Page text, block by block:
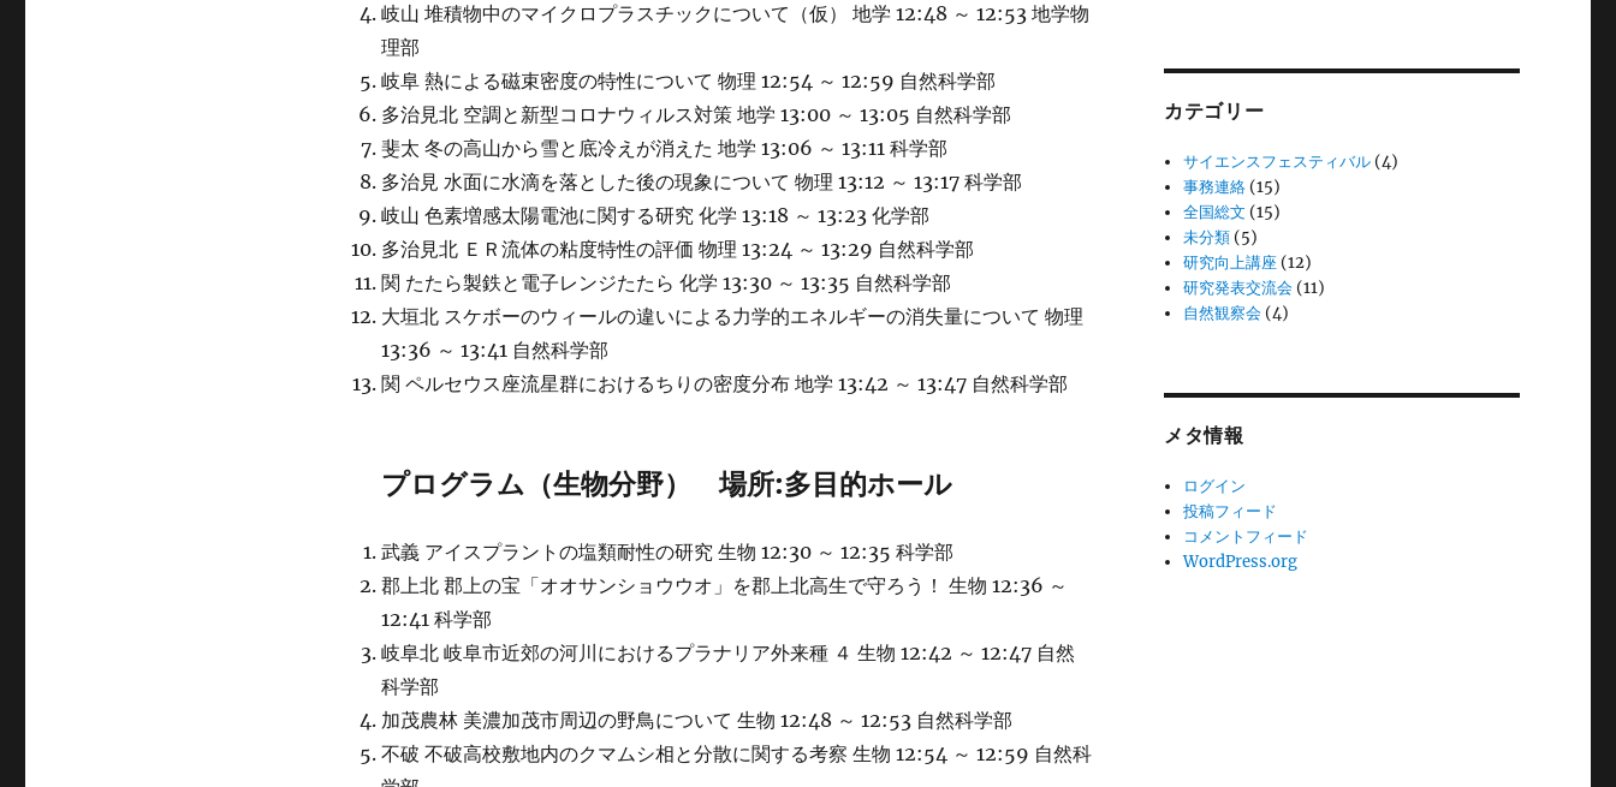
岐山 堆積物中のマイクロプラスチックについて（仮） 地学 12:48 ～ 12:53 地学物
理部
岐阜 熱による磁束密度の特性について 物理 12:54 ～ 12:59 自然科学部
多治見北 空調と新型コロナウィルス対策 地学 13:00 ～ 13:05 自然科学部
斐太 冬の高山から雪と底冷えが消えた 地学 13:06 ～ 13:11 科学部
多治見 水面に水滴を落とした後の現象について 物理 13:12 ～ 13:17 科学部
岐山 色素増感太陽電池に関する研究 化学 13:18 ～ 13:23 化学部
多治見北 ＥＲ流体の粘度特性の評価 物理 13:24 ～ 13:29 自然科学部
関 たたら製鉄と電子レンジたたら 化学 13:30 ～ 13:35 自然科学部
大垣北 スケボーのウィールの違いによる力学的エネルギーの消失量について 物理
13:36 ～ 13:41 自然科学部
関 ペルセウス座流星群におけるちりの密度分布 地学 13:42 ～ 13:47 自然科学部
プログラム（生物分野） 場所:多目的ホール
武義 アイスプラントの塩類耐性の研究 生物 12:30 ～ 12:35 科学部
郡上北 郡上の宝「オオサンショウウオ」を郡上北高生で守ろう！ 生物 12:36 ～
12:41 科学部
岐阜北 岐阜市近郊の河川におけるプラナリア外来種 ４ 生物 12:42 ～ 12:47 自然
科学部
加茂農林 美濃加茂市周辺の野鳥について 生物 12:48 ～ 12:53 自然科学部
不破 不破高校敷地内のクマムシ相と分散に関する考察 生物 12:54 ～ 12:59 自然科
カテゴリー
サイエンスフェスティバル (4)
事務連絡 (15)
全国総文 (15)
未分類 (5)
研究向上講座 (12)
研究発表交流会 (11)
自然観察会 (4)
メタ情報
ログイン
投稿フィード
コメントフィード
WordPress.org